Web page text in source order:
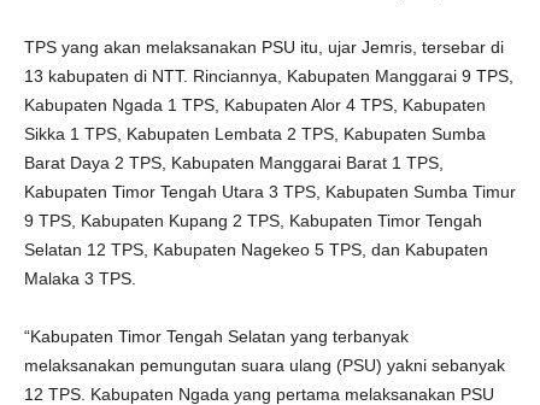
TPS yang akan melaksanakan PSU itu, ujar Jemris, tersebar di
13 kabupaten di NTT. Rinciannya, Kabupaten Manggarai 9 TPS,
Kabupaten Ngada 1 TPS, Kabupaten Alor 4 TPS, Kabupaten
Sikka 1 TPS, Kabupaten Lembata 2 TPS, Kabupaten Sumba
Barat Daya 2 TPS, Kabupaten Manggarai Barat 1 TPS,
Kabupaten Timor Tengah Utara 3 TPS, Kabupaten Sumba Timur
9 TPS, Kabupaten Kupang 2 TPS, Kabupaten Timor Tengah
Selatan 12 TPS, Kabupaten Nagekeo 5 TPS, dan Kabupaten
Malaka 3 TPS.
“Kabupaten Timor Tengah Selatan yang terbanyak
melaksanakan pemungutan suara ulang (PSU) yakni sebanyak
12 TPS. Kabupaten Ngada yang pertama melaksanakan PSU